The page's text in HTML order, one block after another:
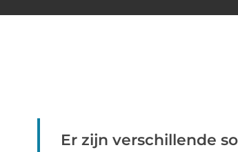
Er zijn verschillende